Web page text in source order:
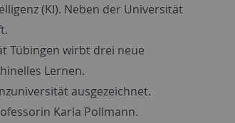
(KI). Neben der Universität
Tübingen wirbt drei neue
Lernen.
ausgezeichnet.
Karla Pollmann.